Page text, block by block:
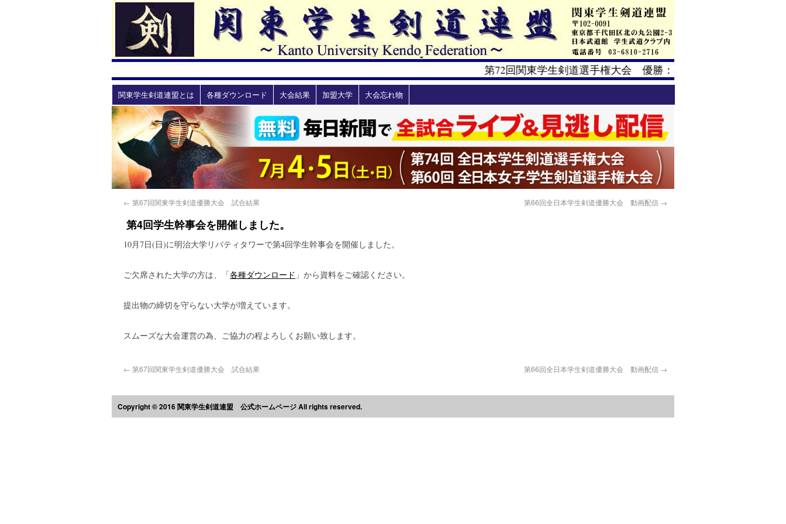
第72回関東学生剣道選手権大会 優勝：小柳宏成（筑波大学
関東学生剣道連盟とは 各種ダウンロード 大会結果 加盟大学 大会忘れ物
← 第67回関東学生剣道優勝大会 試合結果 第66回全日本学生剣道優勝大会 動画配信 →
第4回学生幹事会を開催しました。
10月7日(日)に明治大学リバティタワーで第4回学生幹事会を開催しました。
ご欠席された大学の方は、「各種ダウンロード 」から資料をご確認ください。
提出物の締切を守らない大学が増えています。
スムーズな大会運営の為、ご協力の程よろしくお願い致します。
← 第67回関東学生剣道優勝大会 試合結果 第66回全日本学生剣道優勝大会 動画配信 →
Copyright © 2016 関東学生剣道連盟 公式ホームページ All rights reserved.